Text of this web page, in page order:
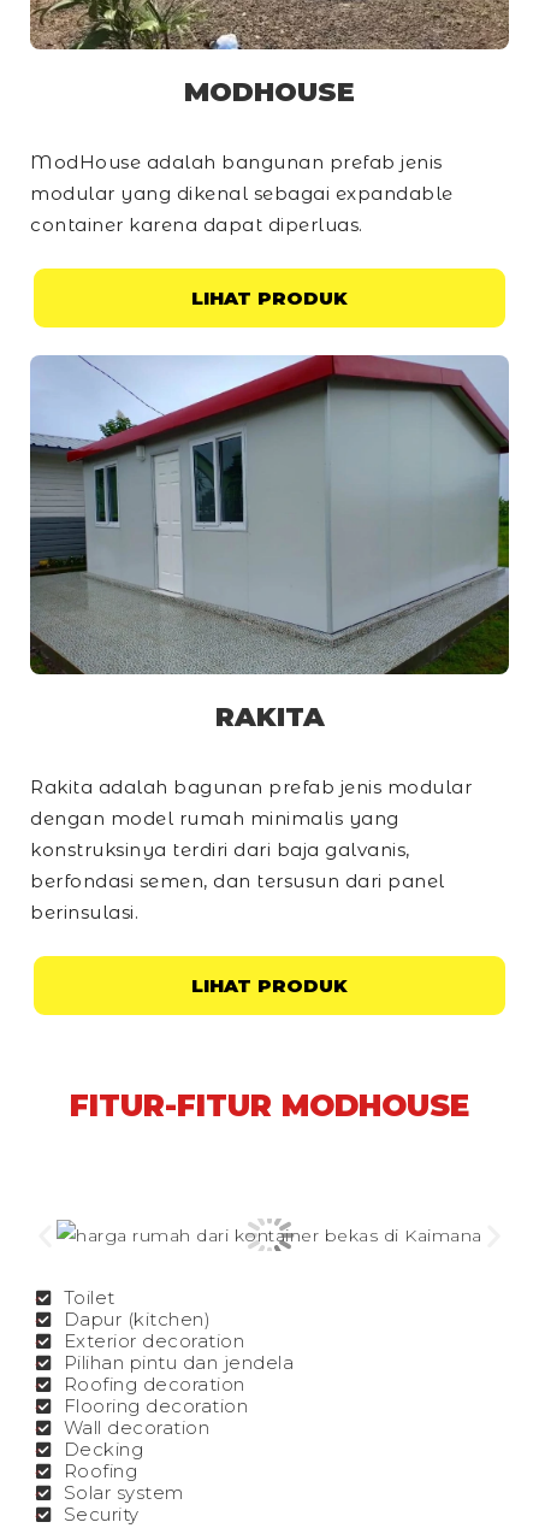
MODHOUSE
ModHouse adalah bangunan prefab jenis
modular yang dikenal sebagai expandable
container karena dapat diperluas.
LIHAT PRODUK
RAKITA
Rakita adalah bagunan prefab jenis modular
dengan model rumah minimalis yang
konstruksinya terdiri dari baja galvanis,
berfondasi semen, dan tersusun dari panel
berinsulasi.
LIHAT PRODUK
FITUR-FITUR MODHOUSE
Toilet
Dapur (kitchen)
Exterior decoration
Pilihan pintu dan jendela
Roofing decoration
Flooring decoration
Wall decoration
Decking
Roofing
Solar system
Security